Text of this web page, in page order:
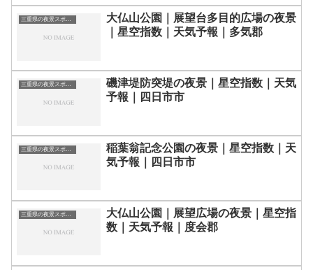
三重県の夜景スポット一覧
大仏山公園｜展望台多目的広場の夜景
｜星空指数｜天気予報｜多気郡
三重県の夜景スポット一覧
磯津堤防突堤の夜景｜星空指数｜天気
予報｜四日市市
三重県の夜景スポット一覧
稲葉翁記念公園の夜景｜星空指数｜天
気予報｜四日市市
三重県の夜景スポット一覧
大仏山公園｜展望広場の夜景｜星空指
数｜天気予報｜度会郡